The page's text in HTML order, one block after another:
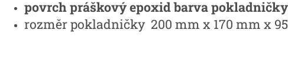
povrch práškový epoxid barva
rozměr pokladničky 200 mm x 170 mm x